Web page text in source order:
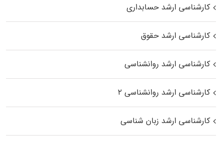
کارشناسی ارشد حسابداری
کارشناسی ارشد حقوق
کارشناسی ارشد روانشناسی
کارشناسی ارشد روانشناسی ۲
کارشناسی ارشد زبان شناسی